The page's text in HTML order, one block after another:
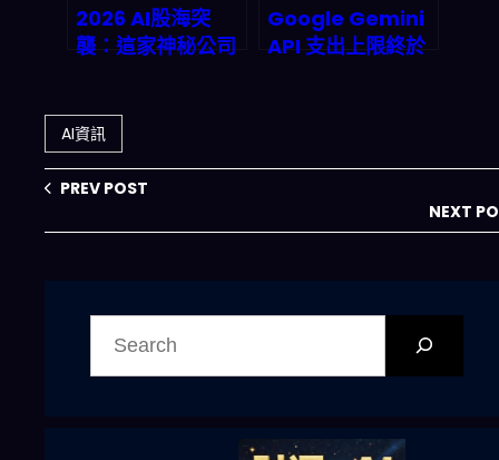
2026 AI股海突
襲：這家神秘公司
密碼？
Google Gemini
API 支出上限終於
AI資訊
PREV POST
NEXT